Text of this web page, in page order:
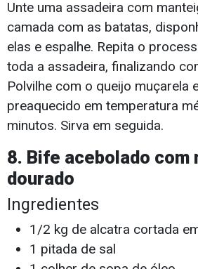
Unte uma assadeira com
camada com as batatas,
elas e espalhe. Repita o
toda a assadeira, finalizando
Polvilhe com o queijo muçarela
preaquecido em temperatura
minutos. Sirva em seguida.
8. Bife acebolado com
dourado
Ingredientes
1/2 kg de alcatra cortada
1 pitada de sal